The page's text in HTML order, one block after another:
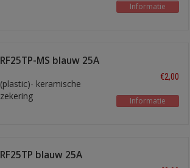
Informatie
RF25TP-MS blauw 25A
(plastic)- keramische
zekering
€2,00
Informatie
RF25TP blauw 25A